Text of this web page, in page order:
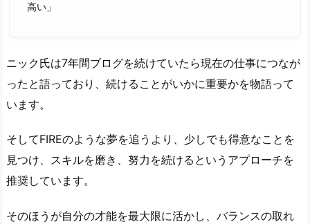
高い」
ニック氏は7年間ブログを続けていたら現在の仕事につなが
ったと語っており、続けることがいかに重要かを物語って
います。
そしてFIREのような夢を追うより、少しでも得意なことを
見つけ、スキルを磨き、努力を続けるというアプローチを
推奨しています。
そのほうが自分の才能を最大限に活かし、バランスの取れ